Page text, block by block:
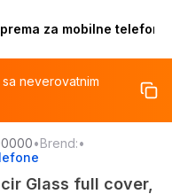
za mobilne telefone
%
neverovatnim
•Brend:•
Glass full cover,